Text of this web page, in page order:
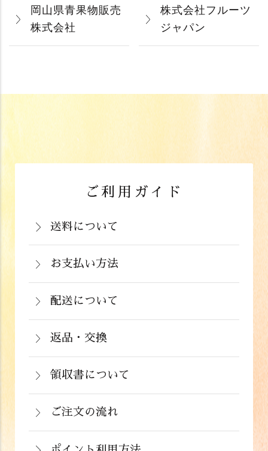
岡山県青果物販売
株式会社
株式会社フルーツ
ジャパン
ご利用ガイド
送料について
岡山県：704円(税込)
関西・中国（岡山県除く）・四国・九
州：770円(税込)
関東・信越・北陸・中部：990円(税込)
東北：1,210円(税込)
北海道：1,430円(税込)
沖縄：2,024円(税込)
※クール便の場合は送料＋クール代金
220円（税込）
お支払い方法
お支払いは、カード決済、代金引換（手
数料弊社負担）・銀行振込（前払い）・
郵便振込（前払い）・PayPay（オンラ
イン決済）・ドコモケータイ払い・auか
んたん決済・au PAY・ソフトバンクまと
めて支払い(B)がご利用頂けます。
配送について
通常在庫がある商品につきましては、ご
注文から２～５営業日で発送いたしま
す。
返品・交換
商品が食品のため、お客様のお手元に到
着後の返品は基本的にお受け出来ませ
ん。但し、発送中の破損や不良品、ある
いはご注文と違う商品が届いた場合は、
お手数ですが商品到着後３日以内に当店
領収書について
領収書をご希望のお客様は、ご注文画面
の備考欄にてお知らせ下さい。なお、お
支払い方法にて領収書の形態が異なりま
ご注文の流れ